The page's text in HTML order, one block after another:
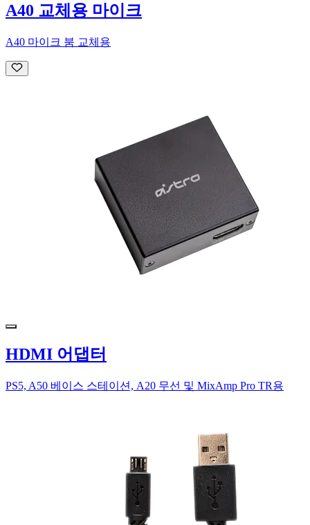
A40 교체용 마이크
A40 마이크 붐 교체용
HDMI 어댑터
PS5, A50 베이스 스테이션, A20 무선 및 MixAmp Pro TR용